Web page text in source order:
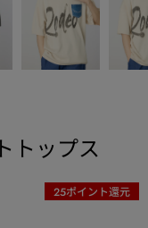
トップス
25ポイント還元